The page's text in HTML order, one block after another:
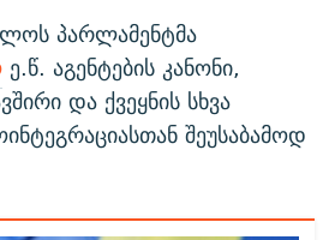
პარლამენტმა
ე.წ. აგენტების კანონი,
და ქვეყნის სხვა
შეუსაბამოდ